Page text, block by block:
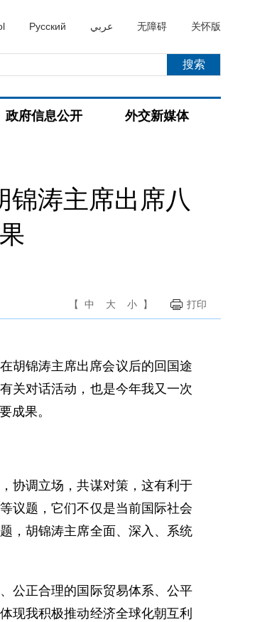
Русский عربي 无障碍 关怀版
政府信息公开 外交新媒体
涛主席出席八
【 中 大 小 】 打印
胡锦涛主席出席会议后的回国途
关对话活动，也是今年我又一次
成果。
协调立场，共谋对策，这有利于
议题，它们不仅是当前国际社会
，胡锦涛主席全面、深入、系统
公正合理的国际贸易体系、公平
现我积极推动经济全球化朝互利